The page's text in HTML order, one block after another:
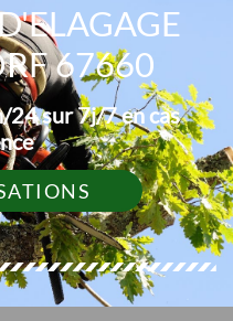
67660
24 sur 7j/7 en cas